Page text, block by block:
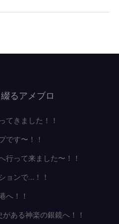
るアメブロ
てきました！！
です〜！！
行って来ました〜！！
ョンで…！！
へ！！
ある神楽の銀鏡へ！！